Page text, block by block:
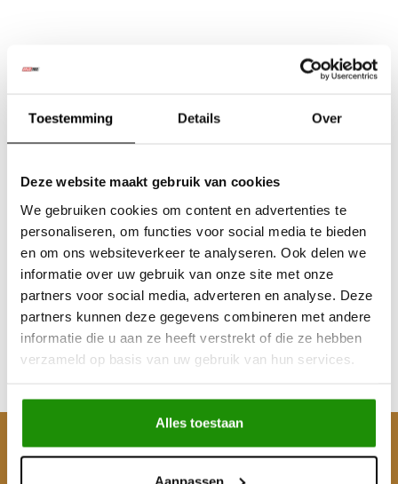
Toestemming Details Over
Deze website maakt gebruik van cookies
We gebruiken cookies om content en advertenties te
personaliseren, om functies voor social media te bieden
en om ons websiteverkeer te analyseren. Ook delen we
informatie over uw gebruik van onze site met onze
partners voor social media, adverteren en analyse. Deze
partners kunnen deze gegevens combineren met andere
informatie die u aan ze heeft verstrekt of die ze hebben
verzameld op basis van uw gebruik van hun services.
Alles toestaan
Aanpassen
Daihatsu Rocky
Versterkte koppeling
€404,13
Excl. btw
€489,00
Klantenservice